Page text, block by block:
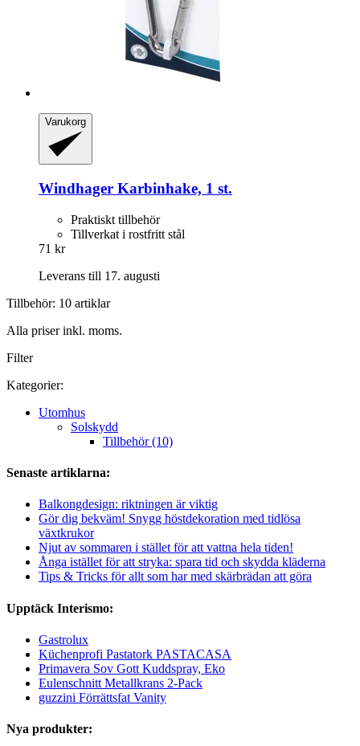
Varukorg
Windhager Karbinhake, 1 st.
Praktiskt tillbehör
Tillverkat i rostfritt stål
71 kr
Leverans till 17. augusti
Tillbehör: 10 artiklar
Alla priser inkl. moms.
Filter
Kategorier:
Utomhus
Solskydd
Tillbehör (10)
Senaste artiklarna:
Balkongdesign: riktningen är viktig
Gör dig bekväm! Snygg höstdekoration med tidlösa
växtkrukor
Njut av sommaren i stället för att vattna hela tiden!
Ånga istället för att stryka: spara tid och skydda kläderna
Tips & Tricks för allt som har med skärbrädan att göra
Upptäck Interismo:
Gastrolux
Küchenprofi Pastatork PASTACASA
Primavera Sov Gott Kuddspray, Eko
Eulenschnitt Metallkrans 2-Pack
guzzini Förrättsfat Vanity
Nya produkter: